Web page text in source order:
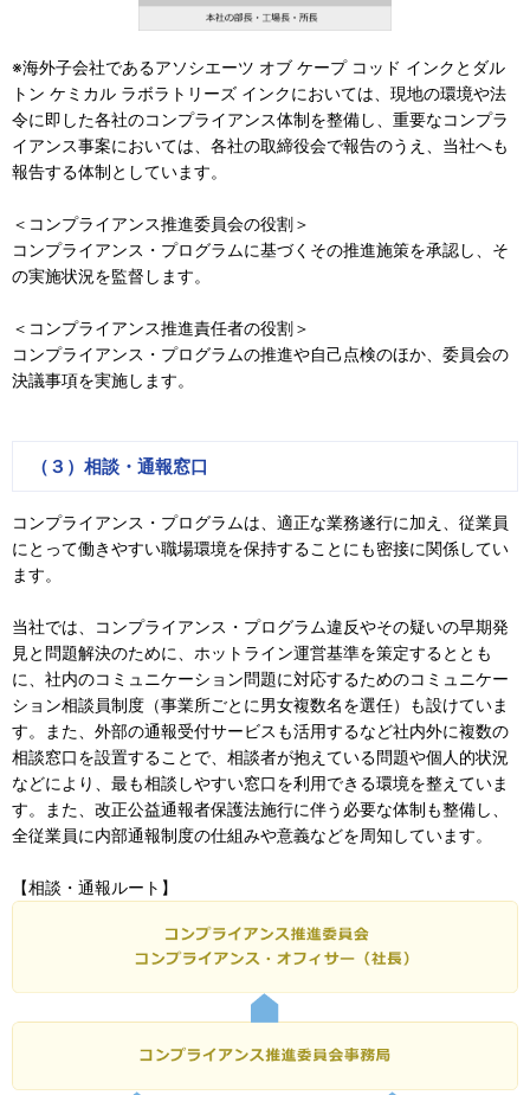
※海外子会社であるアソシエーツ オブ ケープ コッド インクとダル
トン ケミカル ラボラトリーズ インクにおいては、現地の環境や法
令に即した各社のコンプライアンス体制を整備し、重要なコンプラ
イアンス事案においては、各社の取締役会で報告のうえ、当社へも
報告する体制としています。
＜コンプライアンス推進委員会の役割＞
コンプライアンス・プログラムに基づくその推進施策を承認し、そ
の実施状況を監督します。
＜コンプライアンス推進責任者の役割＞
コンプライアンス・プログラムの推進や自己点検のほか、委員会の
決議事項を実施します。
（３）相談・通報窓口
コンプライアンス・プログラムは、適正な業務遂行に加え、従業員
にとって働きやすい職場環境を保持することにも密接に関係してい
ます。
当社では、コンプライアンス・プログラム違反やその疑いの早期発
見と問題解決のために、ホットライン運営基準を策定するととも
に、社内のコミュニケーション問題に対応するためのコミュニケー
ション相談員制度（事業所ごとに男女複数名を選任）も設けていま
す。また、外部の通報受付サービスも活用するなど社内外に複数の
相談窓口を設置することで、相談者が抱えている問題や個人的状況
などにより、最も相談しやすい窓口を利用できる環境を整えていま
す。また、改正公益通報者保護法施行に伴う必要な体制も整備し、
全従業員に内部通報制度の仕組みや意義などを周知しています。
【相談・通報ルート】